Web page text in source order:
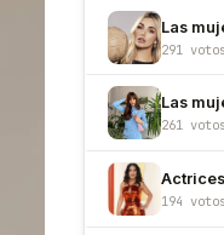
Las
291 votos
Las
261 votos
Actrices
194 votos